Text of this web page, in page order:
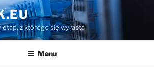
etap, z którego się wyrasta
Menu